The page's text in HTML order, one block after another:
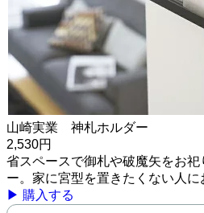
山崎実業 神札ホルダー
2,530円
省スペースで御札や破魔矢をお
ー。家に宮型を置きたくない人に
▶ 購入する